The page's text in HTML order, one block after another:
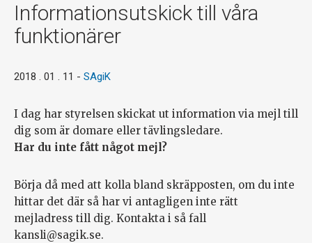
Informationsutskick till våra
funktionärer
2018 . 01 . 11 - SAgiK
I dag har styrelsen skickat ut information via mejl till
dig som är domare eller tävlingsledare.
Har du inte fått något mejl?
Börja då med att kolla bland skräpposten, om du inte
hittar det där så har vi antagligen inte rätt
mejladress till dig. Kontakta i så fall
kansli@sagik.se.